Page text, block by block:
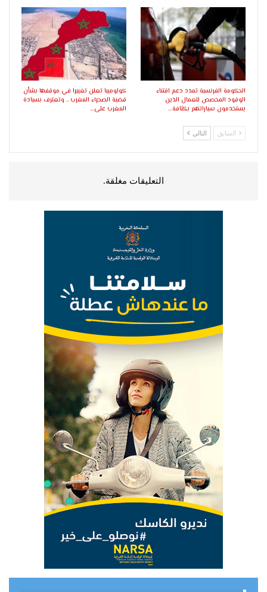
الحكومة الفرنسية تمدد دعم اقتناء
الوقود المخصص للعمال الذين
يستخدمون سياراتهم بكثافة…
كولومبيا تعلن تغييرا في موقفها بشأن
قضية الصحراء المغرب .. وتعترف بسيادة
المغرب على…
السابق التالي
التعليقات مغلقة.